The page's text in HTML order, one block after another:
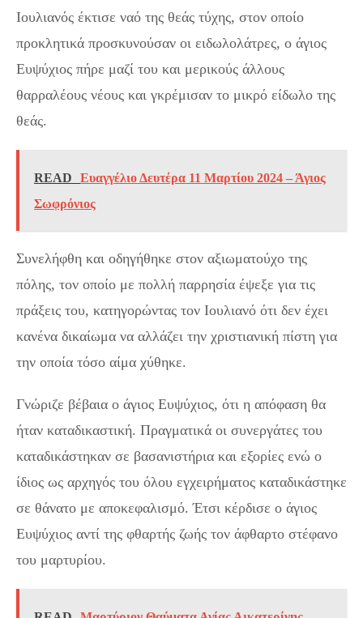
Ιουλιανός έκτισε ναό της θεάς τύχης, στον οποίο
προκλητικά προσκυνούσαν οι ειδωλολάτρες, ο άγιος
Ευψύχιος πήρε μαζί του και μερικούς άλλους
θαρραλέους νέους και γκρέμισαν το μικρό είδωλο της
θεάς.
READ
Ευαγγέλιο Δευτέρα 11 Μαρτίου 2024 – Άγιος
Σωφρόνιος
Συνελήφθη και οδηγήθηκε στον αξιωματούχο της
πόλης, τον οποίο με πολλή παρρησία έψεξε για τις
πράξεις του, κατηγορώντας τον Ιουλιανό ότι δεν έχει
κανένα δικαίωμα να αλλάζει την χριστιανική πίστη για
την οποία τόσο αίμα χύθηκε.
Γνώριζε βέβαια ο άγιος Ευψύχιος, ότι η απόφαση θα
ήταν καταδικαστική. Πραγματικά οι συνεργάτες του
καταδικάστηκαν σε βασανιστήρια και εξορίες ενώ ο
ίδιος ως αρχηγός του όλου εγχειρήματος καταδικάστηκε
σε θάνατο με αποκεφαλισμό. Έτσι κέρδισε ο άγιος
Ευψύχιος αντί της φθαρτής ζωής τον άφθαρτο στέφανο
του μαρτυρίου.